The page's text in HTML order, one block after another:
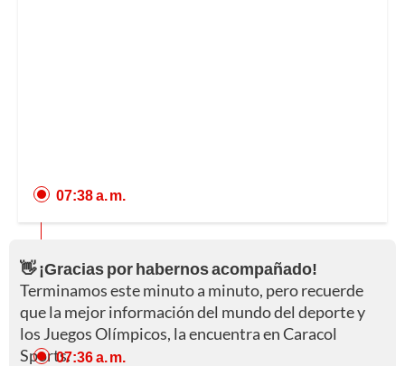
07:38 a. m.
👋 ¡Gracias por habernos acompañado!
Terminamos este minuto a minuto, pero recuerde
que la mejor información del mundo del deporte y
los Juegos Olímpicos, la encuentra en Caracol
Sports.07:36 a. m.